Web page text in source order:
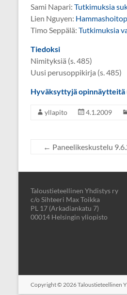
Sami Napari: Tutkimuksia
Lien Nguyen:
Timo Seppälä: Tutkimuksia
Tiedoksi
Nimityksiä (s. 485)
Uusi perusoppikirja (s. 485)
Hyväksyttyjä opinnäytteitä
yllapito 4.1.2009
← Paneelikeskustelu
Taloustieteellinen Yhdistys ry
c/o Sihteeri Max Toikka
PL 17 (Arkadiankatu 7)
00014 Helsingin yliopisto
Copyright © 2026Taloustieteellinen